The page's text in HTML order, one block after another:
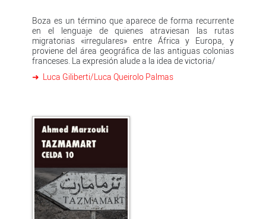
Boza es un término que aparece de forma recurrente
en el lenguaje de quienes atraviesan las rutas
migratorias «irregulares» entre África y Europa, y
proviene del área geográfica de las antiguas colonias
franceses. La expresión alude a la idea de victoria/
Luca Giliberti/Luca Queirolo Palmas